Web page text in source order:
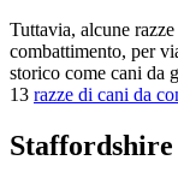
Tuttavia, alcune
combattimento, per
storico come cani da
13 razze di cani da